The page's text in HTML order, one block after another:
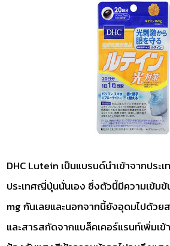
DHC Lutein เป็นแบรนด์นำเข้าจากประ
ประเทศญี่ปุ่นนั่นเอง ซึ่งตัวนี้มีความเข้ม
mg กันเลยและนอกจากนี้ยังอุดมไปด้ว
และสารสกัดจากแบล็คเคอร์แรนท์เพิ่มเ